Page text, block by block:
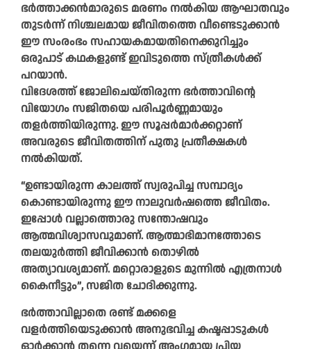
ഭർത്താക്കൻമാരുടെ മരണം നൽകിയ ആഘാതവും
തുടർന്ന് നിശ്ചലമായ ജീവിതത്തെ വീണ്ടെടുക്കാൻ
ഈ സംരംഭം സഹായകമായതിനെക്കുറിച്ചും
ഒരുപാട് കഥകളുണ്ട് ഇവിടുത്തെ സ്ത്രീകൾക്ക്
പറയാൻ.
വിദേശത്ത് ജോലിചെയ്തിരുന്ന ഭര്‍ത്താവിന്റെ
വിയോഗം സജിതയെ പരിപൂർണ്ണമായും
തളർത്തിയിരുന്നു. ഈ സൂപ്പർമാർക്കറ്റാണ്
അവരുടെ ജീവിതത്തിന് പുതു പ്രതീക്ഷകൾ
നൽകിയത്.
“ഉണ്ടായിരുന്ന കാലത്ത് സ്വരുപിച്ച സമ്പാദ്യം
കൊണ്ടായിരുന്നു ഈ നാലുവര്‍ഷത്തെ ജീവിതം.
ഇപ്പോള്‍ വല്ലാത്തൊരു സന്തോഷവും
ആത്മവിശ്വാസവുമാണ്. ആത്മാഭിമാനത്തോടെ
തലയുര്‍ത്തി ജീവിക്കാന്‍ തൊഴില്‍
അത്യാവശ്യമാണ്‌. മറ്റൊരാളുടെ മുന്നില്‍ എത്രനാള്‍
കൈനീട്ടും”, സജിത ചോദിക്കുന്നു.
ഭര്‍ത്താവില്ലാതെ രണ്ട് മക്കളെ
വളര്‍ത്തിയെടുക്കാന്‍ അനുഭവിച്ച കഷ്ടപ്പാടുകള്‍